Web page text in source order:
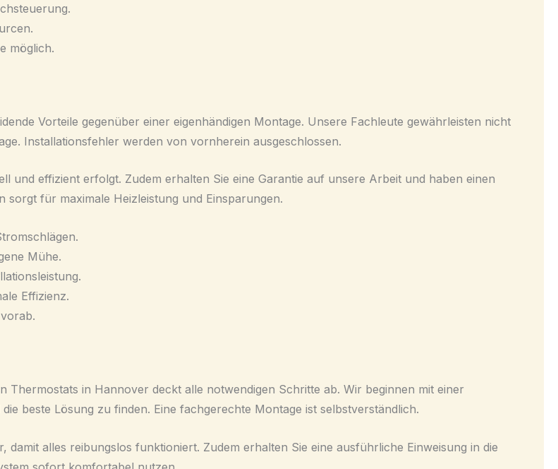
möglich.
Vorteile gegenüber einer eigenhändigen Montage. Unsere Fachleute gewährleisten nicht
Installationsfehler werden von vornherein ausgeschlossen.
und effizient erfolgt. Zudem erhalten Sie eine Garantie auf unsere Arbeit und haben einen
für maximale Heizleistung und Einsparungen.
Mühe.
Effizienz.
in Hannover deckt alle notwendigen Schritte ab. Wir beginnen mit einer
beste Lösung zu finden. Eine fachgerechte Montage ist selbstverständlich.
alles reibungslos funktioniert. Zudem erhalten Sie eine ausführliche Einweisung in die